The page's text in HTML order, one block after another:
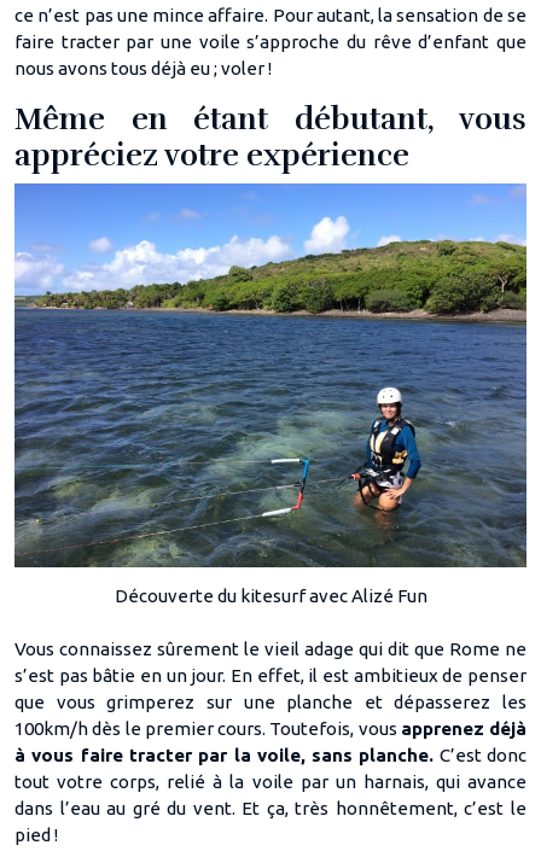
ce n’est pas une mince affaire. Pour autant, la sensation de se
faire tracter par une voile s’approche du rêve d’enfant que
nous avons tous déjà eu ; voler !
Même en étant débutant, vous
appréciez votre expérience
Découverte du kitesurf avec Alizé Fun
Vous connaissez sûrement le vieil adage qui dit que Rome ne
s’est pas bâtie en un jour. En effet, il est ambitieux de penser
que vous grimperez sur une planche et dépasserez les
100km/h dès le premier cours. Toutefois, vous apprenez déjà
à vous faire tracter par la voile, sans planche. C’est donc
tout votre corps, relié à la voile par un harnais, qui avance
dans l’eau au gré du vent. Et ça, très honnêtement, c’est le
pied !